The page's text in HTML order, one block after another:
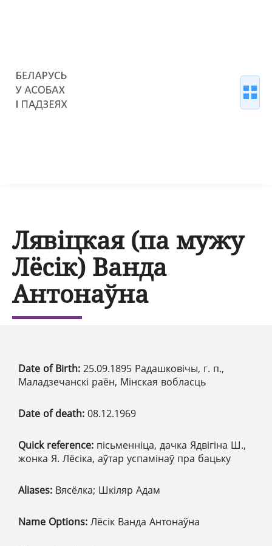
Лявіцкая (па мужу
Лёсік) Ванда
Антонаўна
Date of Birth: 25.09.1895 Радашковічы, г. п.,
Маладзечанскі раён, Мінская вобласць
Date of death: 08.12.1969
Quick reference: пісьменніца, дачка Ядвігіна Ш.,
жонка Я. Лёсіка, аўтар успамінаў пра бацьку
Aliases: Вясёлка; Шкіляр Адам
Name Options: Лёсік Ванда Антонаўна